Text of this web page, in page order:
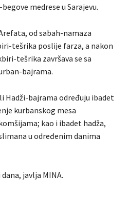
medrese u Sarajevu.
od sabah-namaza
tešrika poslije farza, a nakon
tešrika završava se sa
bajrama.
Hadži-bajrama određuju ibadet
kurbanskog mesa
kao i ibadet hadža,
u određenim danima
javlja MINA.